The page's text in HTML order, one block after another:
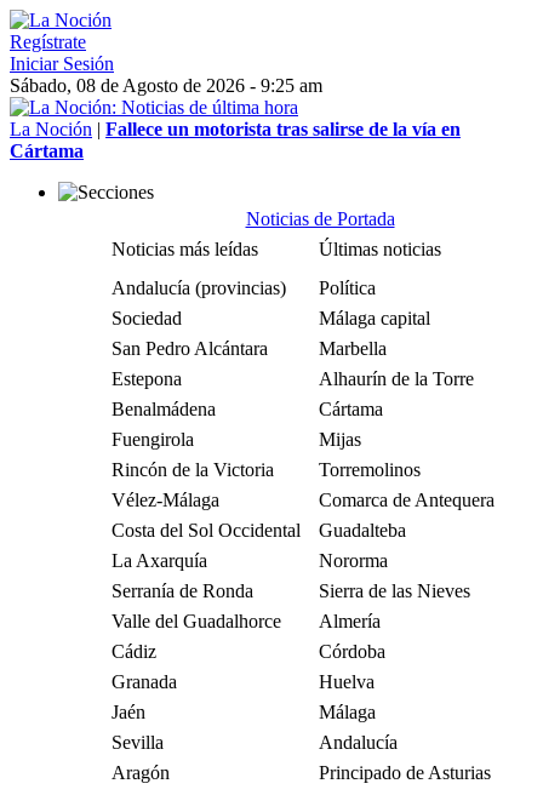
Regístrate
Iniciar Sesión
Sábado, 08 de Agosto de 2026 - 9:25 am
La Noción | Fallece un motorista tras salirse de la vía en
Cártama
Noticias de Portada
Noticias más leídas
Últimas noticias
Andalucía (provincias)
Política
Sociedad
Málaga capital
San Pedro Alcántara
Marbella
Estepona
Alhaurín de la Torre
Benalmádena
Cártama
Fuengirola
Mijas
Rincón de la Victoria
Torremolinos
Vélez-Málaga
Comarca de Antequera
Costa del Sol Occidental
Guadalteba
La Axarquía
Nororma
Serranía de Ronda
Sierra de las Nieves
Valle del Guadalhorce
Almería
Cádiz
Córdoba
Granada
Huelva
Jaén
Málaga
Sevilla
Andalucía
Aragón
Principado de Asturias